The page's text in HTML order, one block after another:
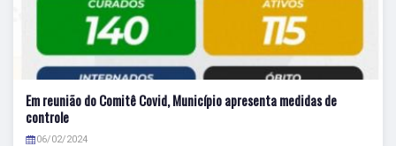
Em reunião do Comitê Covid, Município apresenta medidas de
controle
06/02/2024